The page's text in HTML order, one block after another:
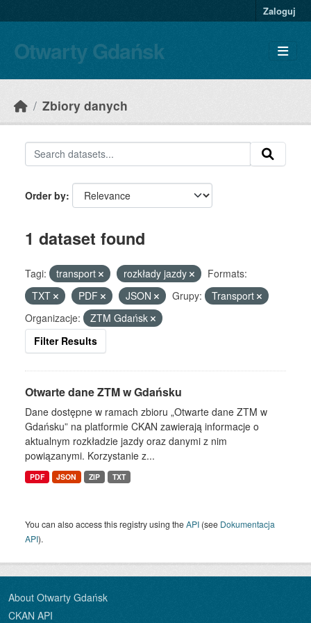
Zaloguj
Otwarty Gdańsk
Zbiory danych
Order by
1 dataset found
Tagi: transport rozkłady jazdy
Formats:
TXT
PDF JSON Grupy:
Transport
Organizacje:
ZTM Gdańsk
Filter Results
Otwarte dane ZTM w Gdańsku
Dane dostępne w ramach zbioru „Otwarte dane ZTM w
Gdańsku” na platformie CKAN zawierają informacje o
aktualnym rozkładzie jazdy oraz danymi z nim
powiązanymi. Korzystanie z...
PDF JSON ZIP TXT
You can also access this registry using theAPI (see Dokumentacja
API).
About Otwarty Gdańsk
CKAN API